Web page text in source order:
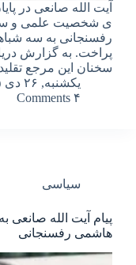
آیت الله صانعی در
ی شخصیت علمی و
رفسنجانی به سه
پراخت. به گزارش
سخنان این مرجع
یکشنبه, ۲۶ دی ۱۳۹۵ – ۰۳:۰۶
۴ Comments
سیاسی
پیام آیت الله
هاشمی رفسنجانی